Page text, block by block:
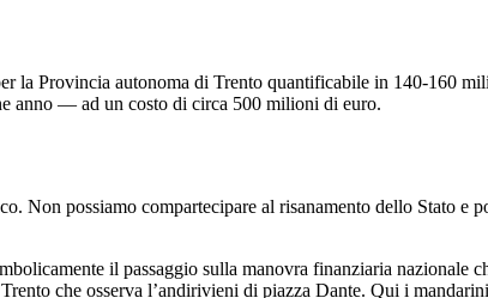
Provincia autonoma di Trento quantificabile in 140-160
anno — ad un costo di circa 500 milioni di euro.
Non possiamo compartecipare al risanamento dello Stato
il passaggio sulla manovra finanziaria nazionale
che osserva l’andirivieni di piazza Dante. Qui i